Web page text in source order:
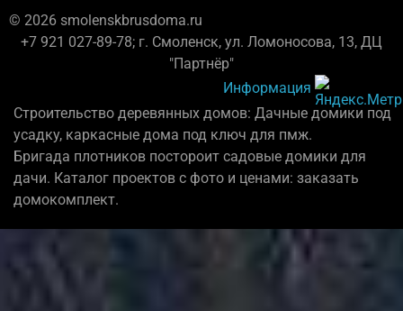
© 2026 smolenskbrusdoma.ru
+7 921 027-89-78; г. Смоленск, ул. Ломоносова, 13, ДЦ
"Партнёр"
Информация
Строительство деревянных домов: Дачные домики под
усадку, каркасные дома под ключ для пмж.
Бригада плотников постороит садовые домики для
дачи. Каталог проектов с фото и ценами: заказать
домокомплект.